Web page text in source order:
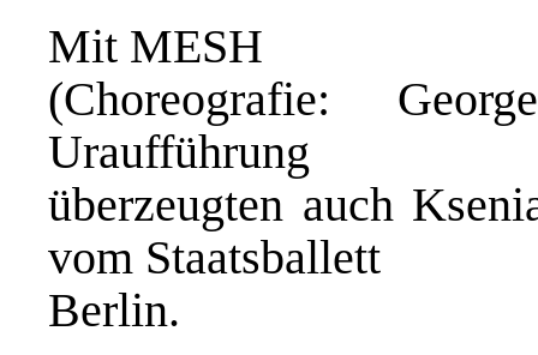
Mit MESH
(Choreografie:
Uraufführung
überzeugten auch
vom Staatsballett
Berlin.